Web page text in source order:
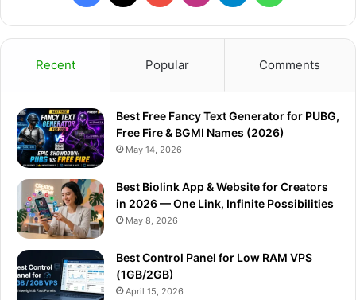
Recent Popular Comments
Best Free Fancy Text Generator for PUBG,
Free Fire & BGMI Names (2026)
May 14, 2026
Best Biolink App & Website for Creators
in 2026 — One Link, Infinite Possibilities
May 8, 2026
Best Control Panel for Low RAM VPS
(1GB/2GB)
April 15, 2026